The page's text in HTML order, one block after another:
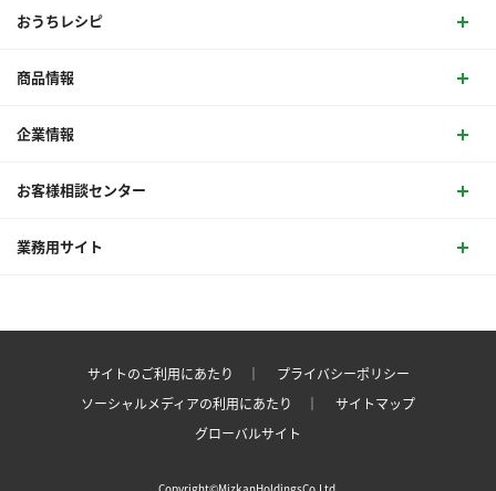
おうちレシピ
商品情報
企業情報
お客様相談センター
業務用サイト
サイトのご利用にあたり ｜
プライバシーポリシー
ソーシャルメディアの利用にあたり ｜
サイトマップ
グローバルサイト